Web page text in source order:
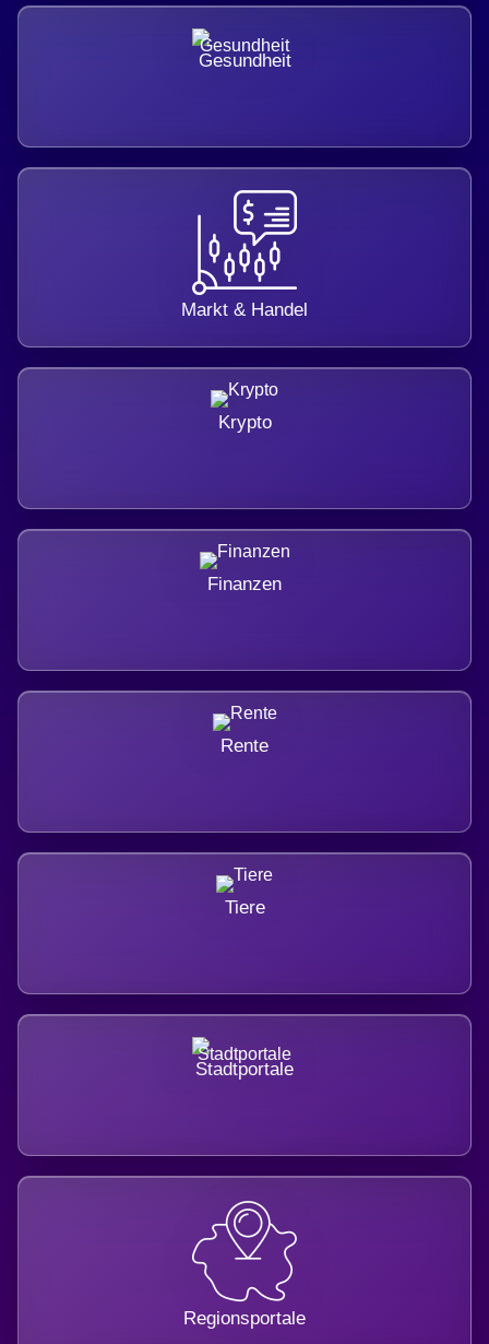
Gesundheit
Markt & Handel
Krypto
Finanzen
Rente
Tiere
Stadtportale
Regionsportale